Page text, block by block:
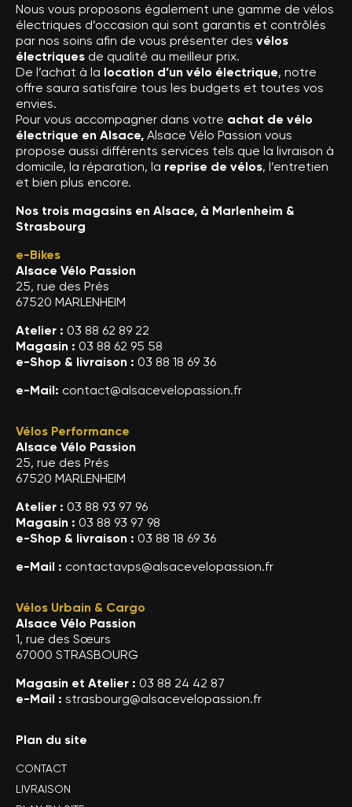
Nous vous proposons également une gamme de vélos
électriques d’occasion qui sont garantis et contrôlés
par nos soins afin de vous présenter des vélos
électriques de qualité au meilleur prix.
De l’achat à la location d’un vélo électrique, notre
offre saura satisfaire tous les budgets et toutes vos
envies.
Pour vous accompagner dans votre achat de vélo
électrique en Alsace, Alsace Vélo Passion vous
propose aussi différents services tels que la livraison à
domicile, la réparation, la reprise de vélos, l’entretien
et bien plus encore.
Nos trois magasins en Alsace, à Marlenheim &
Strasbourg
e-Bikes
Alsace Vélo Passion
25, rue des Prés
67520 MARLENHEIM
Atelier : 03 88 62 89 22
Magasin : 03 88 62 95 58
e-Shop & livraison : 03 88 18 69 36
e-Mail: contact@alsacevelopassion.fr
Vélos Performance
Alsace Vélo Passion
25, rue des Prés
67520 MARLENHEIM
Atelier : 03 88 93 97 96
Magasin : 03 88 93 97 98
e-Shop & livraison : 03 88 18 69 36
e-Mail : contactavps@alsacevelopassion.fr
Vélos Urbain & Cargo
Alsace Vélo Passion
1, rue des Sœurs
67000 STRASBOURG
Magasin et Atelier : 03 88 24 42 87
e-Mail : strasbourg@alsacevelopassion.fr
Plan du site
CONTACT
LIVRAISON